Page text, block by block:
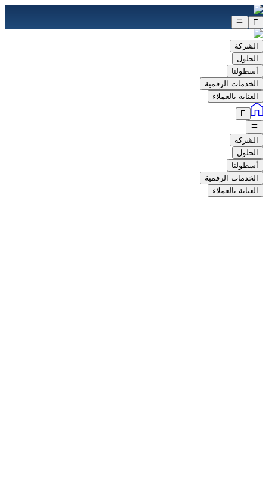
E
الشركة
الحلول
أسطولنا
الخدمات الرقمية
العناية بالعملاء
E
الشركة
الحلول
أسطولنا
الخدمات الرقمية
العناية بالعملاء